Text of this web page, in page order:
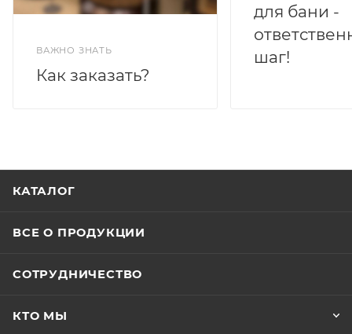
ВАЖНО ЗНАТЬ
Как заказать?
для бани -
шаг!
КАТАЛОГ
ВСЕ О ПРОДУКЦИИ
СОТРУДНИЧЕСТВО
КТО МЫ